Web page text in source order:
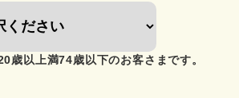
歳以上満74歳以下のお客さまです。